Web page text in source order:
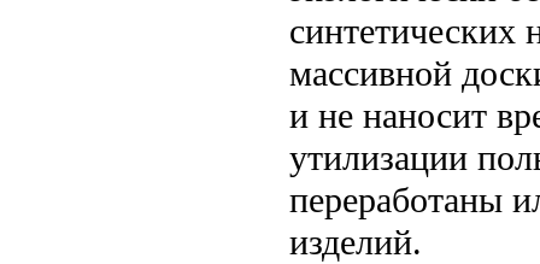
синтетических
массивной
и не наносит
утилизации
переработаны
изделий.